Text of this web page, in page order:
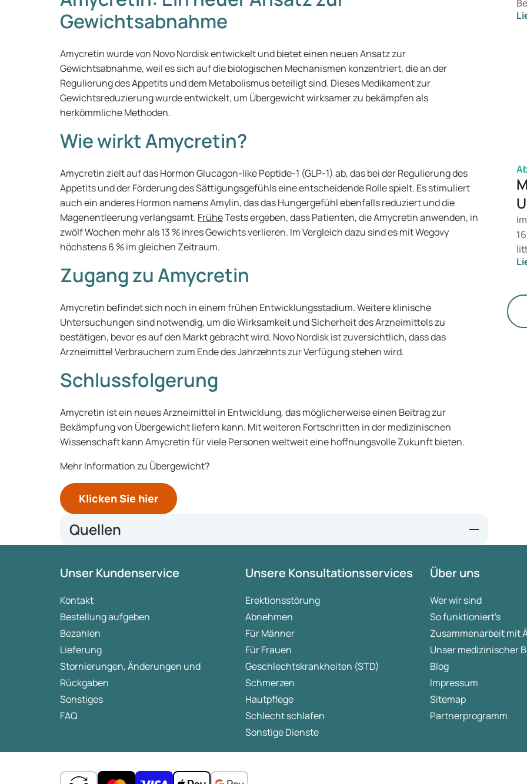
Gewichtsabnahme
Amycretin wurde von Novo Nordisk entwickelt und bietet einen neuen Ansatz zur
Gewichtsabnahme, weil es sich auf die biologischen Mechanismen konzentriert, die an der
Regulierung des Appetits und dem Metabolismus beteiligt sind. Dieses Medikament zur
Gewichtsreduzierung wurde entwickelt, um Übergewicht wirksamer zu bekämpfen als
herkömmliche Methoden.
Wie wirkt Amycretin?
Amycretin zielt auf das Hormon Glucagon-like Peptide-1 (GLP-1) ab, das bei der Regulierung des
Appetits und der Förderung des Sättigungsgefühls eine entscheidende Rolle spielt. Es stimuliert
auch ein anderes Hormon namens Amylin, das das Hungergefühl ebenfalls reduziert und die
Magenentleerung verlangsamt. FrüheTests ergeben, dass Patienten, die Amycretin anwenden, in
zwölf Wochen mehr als 13 % ihres Gewichts verlieren. Im Vergleich dazu sind es mit Wegovy
höchstens 6 % im gleichen Zeitraum.
Zugang zu Amycretin
Amycretin befindet sich noch in einem frühen Entwicklungsstadium. Weitere klinische
Untersuchungen sind notwendig, um die Wirksamkeit und Sicherheit des Arzneimittels zu
bestätigen, bevor es auf den Markt gebracht wird. Novo Nordisk ist zuversichtlich, dass das
Arzneimittel Verbrauchern zum Ende des Jahrzehnts zur Verfügung stehen wird.
Schlussfolgerung
Amycretin ist ein neues Arzneimittel in Entwicklung, das möglicherweise einen Beitrag zur
Bekämpfung von Übergewicht liefern kann. Mit weiteren Fortschritten in der medizinischen
Wissenschaft kann Amycretin für viele Personen weltweit eine hoffnungsvolle Zukunft bieten.
Mehr Information zu Übergewicht?
Klicken Sie hier
Quellen
obesity-drug-within-this-decade-2024-03-08/
Unser Kundenservice
Kontakt
Bestellung aufgeben
Bezahlen
Lieferung
Stornierungen, Änderungen und
Rückgaben
Sonstiges
FAQ
Unsere Konsultationsservices
Erektionsstörung
Abnehmen
Für Männer
Für Frauen
Geschlechtskrankheiten (STD)
Schmerzen
Hautpflege
Schlecht schlafen
Sonstige Dienste
Über uns
Wer wir sind
So funktioniert's
Zusammenarbeit mit
Unser medizinischer
Blog
Impressum
Sitemap
Partnerprogramm